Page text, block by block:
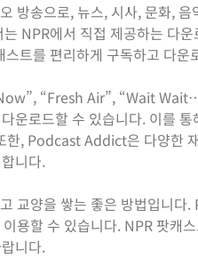
송으로, 뉴스, 시사, 문화, 음
NPR에서 직접 제공하는 다
트를 편리하게 구독하고 다운
“Fresh Air”, “Wait
운로드할 수 있습니다. 이를
, Podcast Addict은 다양한
니다.
교양을 쌓는 좋은 방법입니
용할 수 있습니다. NPR 팟캐
니다.